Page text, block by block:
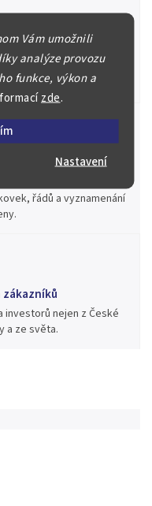
Vám umožnili
analýze provozu
funkce, výkon a
zde.
Nastavení
ceny
bude plně věnovat.
prodáme v naší
investovat.
již od roku 2000
řádů a vyznamenání
investorů nejen z České
a ze světa.